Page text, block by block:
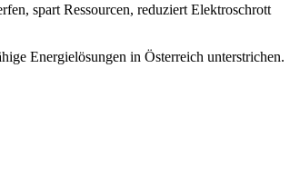
spart Ressourcen, reduziert Elektroschrott
Energielösungen in Österreich unterstrichen.